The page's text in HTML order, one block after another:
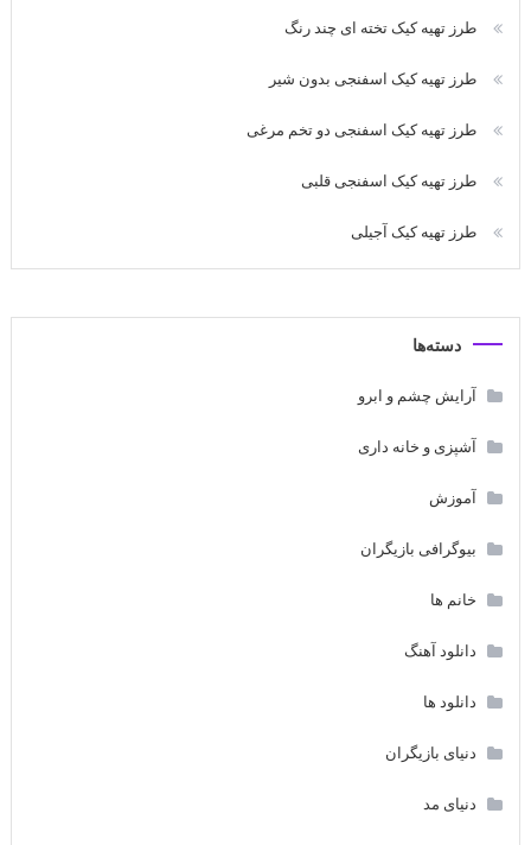
طرز تهیه کیک تخته ای چند رنگ
طرز تهیه کیک اسفنجی بدون شیر
طرز تهیه کیک اسفنجی دو تخم مرغی
طرز تهیه کیک اسفنجی قلبی
طرز تهیه کیک آجیلی
دسته‌ها
آرایش چشم و ابرو
آشپزی و خانه داری
آموزش
بیوگرافی بازیگران
خانم ها
دانلود آهنگ
دانلود ها
دنیای بازیگران
دنیای مد